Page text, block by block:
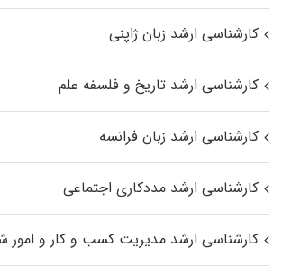
کارشناسی ارشد زبان ژاپنی
کارشناسی ارشد تاریخ و فلسفه علم
کارشناسی ارشد زبان فرانسه
کارشناسی ارشد مددکاری اجتماعی
کارشناسی ارشد مدیریت کسب و کار و امور